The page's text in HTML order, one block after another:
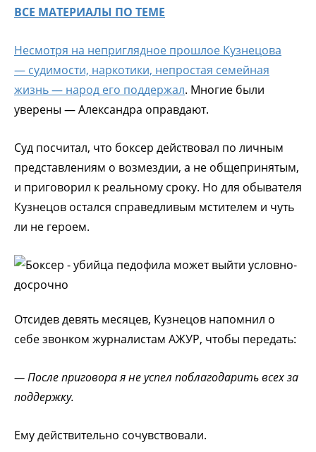
ВСЕ МАТЕРИАЛЫ ПО ТЕМЕ
Несмотря на неприглядное прошлое Кузнецова
— судимости, наркотики, непростая семейная
жизнь — народ его поддержал. Многие были
уверены — Александра оправдают.
Суд посчитал, что боксер действовал по личным
представлениям о возмездии, а не общепринятым,
и приговорил к реальному сроку. Но для обывателя
Кузнецов остался справедливым мстителем и чуть
ли не героем.
Отсидев девять месяцев, Кузнецов напомнил о
себе звонком журналистам АЖУР, чтобы передать:
— После приговора я не успел поблагодарить всех за
поддержку.
Ему действительно сочувствовали.